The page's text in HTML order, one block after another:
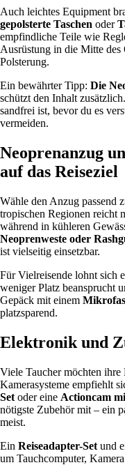
Auch leichtes Equipment
gepolsterte Taschen oder
empfindliche Teile wie
Ausrüstung in die Mitte
Polsterung.
Ein bewährter Tipp: Die
schützt den Inhalt
sandfrei ist, bevor du es
vermeiden.
Neoprenanzug
auf das Reiseziel
Wähle den Anzug passend
tropischen Regionen reicht
während in kühleren
Neoprenweste oder
ist vielseitig einsetzbar.
Für Vielreisende lohnt sich
weniger Platz beansprucht
Gepäck mit einem
platzsparend.
Elektronik und
Viele Taucher möchten ihre
Kamerasysteme empfiehlt
Set oder eine Actioncam
nötigste Zubehör mit – ein
meist.
Ein Reiseadapter-Set und
um Tauchcomputer,